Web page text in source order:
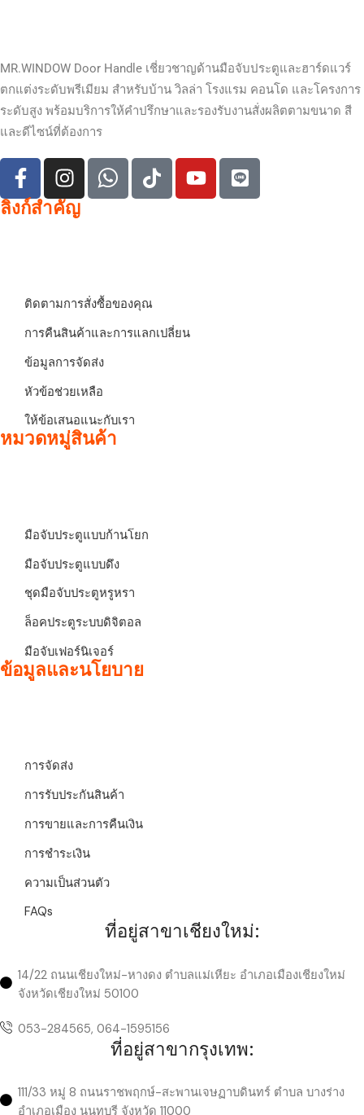
MR.WINDOW Door Handle เชี่ยวชาญด้านมือจับประตูและฮาร์ดแวร์
ตกแต่งระดับพรีเมียม สำหรับบ้าน วิลล่า โรงแรม คอนโด และโครงการ
ระดับสูง พร้อมบริการให้คำปรึกษาและรองรับงานสั่งผลิตตามขนาด สี
และดีไซน์ที่ต้องการ
ลิงก์สำคัญ
ติดตามการสั่งซื้อของคุณ
การคืนสินค้าและการแลกเปลี่ยน
ข้อมูลการจัดส่ง
หัวข้อช่วยเหลือ
ให้ข้อเสนอแนะกับเรา
หมวดหมู่สินค้า
มือจับประตูแบบก้านโยก
มือจับประตูแบบดึง
ชุดมือจับประตูหรูหรา
ล็อคประตูระบบดิจิตอล
มือจับเฟอร์นิเจอร์
ข้อมูลและนโยบาย
การจัดส่ง
การรับประกันสินค้า
การขายและการคืนเงิน
การชำระเงิน
ความเป็นส่วนตัว
FAQs
ที่อยู่สาขาเชียงใหม่:
14/22 ถนนเชียงใหม่-หางดง ตำบลแม่เหียะ อำเภอเมืองเชียงใหม่
จังหวัดเชียงใหม่ 50100
053-284565, 064-1595156
ที่อยู่สาขากรุงเทพ:
111/33 หมู่ 8 ถนนราชพฤกษ์-สะพานเจษฏาบดินทร์ ตำบล บางร่าง
อำเภอเมือง นนทบุรี จังหวัด 11000